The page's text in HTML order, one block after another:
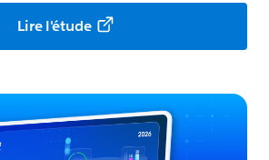
Lire l'étude